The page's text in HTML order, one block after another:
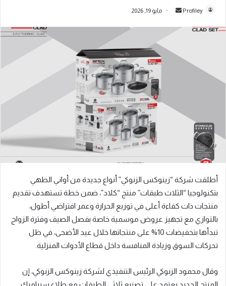
Profiley
س
ا
ت
و
ن
ي
ا
مايو 19, 2026
أطلقت شركة “زينوكس الزنوكي” أنواع جديدة من أواني الطهي
بتكنولوجيا “الثلاث طبقات” منتج “كلاد”، ضمن خطة تستهدف تقديم
منتجات ذات كفاءة أعلى في توزيع الحرارة وعمر افتراضي أطول،
بالتوازي مع تجهيز عروض موسمية خاصة بفصل الصيف وفترة الزواج
تبدأها بتخفيضات 10% على منتجاتها خلال عيد الأضحى، في ظل
تحركات السوق وزيادة المنافسة داخل قطاع الأدوات المنزلية.
وقال محمود الزنوكي الرئيس التنفيذي لشركة زينوكس الزنوكي، إن
المنتج الجديد يعتمد على تصنيع ثلاثي الطبقات مع طلاء سيراميك